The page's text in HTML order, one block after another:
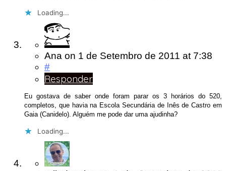
Loading...
Ana on 1 de Setembro de 2011 at 7:38
#
Responder
Eu gostava de saber onde foram parar os 3 horários do 520,
completos, que havia na Escola Secundária de Inês de Castro em
Gaia (Canidelo). Alguém me pode dar uma ajudinha?
Loading...